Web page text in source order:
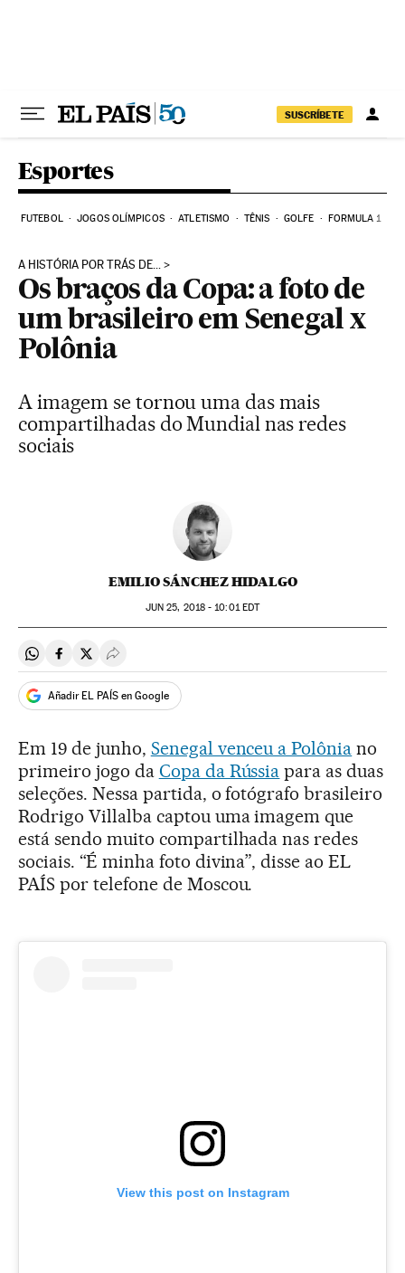
SUSCRÍBETE
Esportes
FUTEBOL JOGOS OLÍMPICOS ATLETISMO TÊNIS GOLFE FORMULA 1
A HISTÓRIA POR TRÁS DE...
Os braços da Copa: a foto de
um brasileiro em Senegal x
Polônia
A imagem se tornou uma das mais
compartilhadas do Mundial nas redes
sociais
EMILIO SÁNCHEZ HIDALGO
JUN 25, 2018 - 10:01EDT
Compartir en Whatsapp
Compartir en Facebook
Compartir en Twitter
Desplegar Redes Sociales
Añadir EL PAÍS en Google
Em 19 de junho, Senegal venceu a Polônia no
primeiro jogo da Copa da Rússia para as duas
seleções. Nessa partida, o fotógrafo brasileiro
Rodrigo Villalba captou uma imagem que
está sendo muito compartilhada nas redes
sociais. “É minha foto divina”, disse ao EL
PAÍS por telefone de Moscou.
View this post on Instagram